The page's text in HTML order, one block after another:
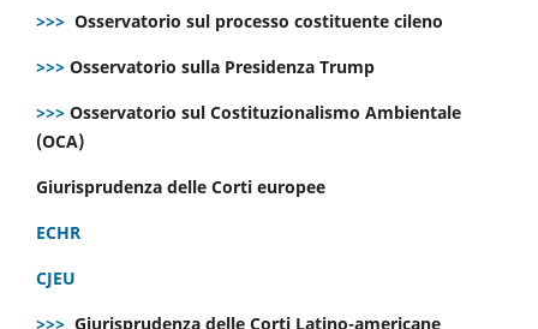
>>> Osservatorio sul processo costituente cileno
>>> Osservatorio sulla Presidenza Trump
>>> Osservatorio sul Costituzionalismo Ambientale
(OCA)
Giurisprudenza delle Corti europee
ECHR
CJEU
>>> Giurisprudenza delle Corti Latino-americane